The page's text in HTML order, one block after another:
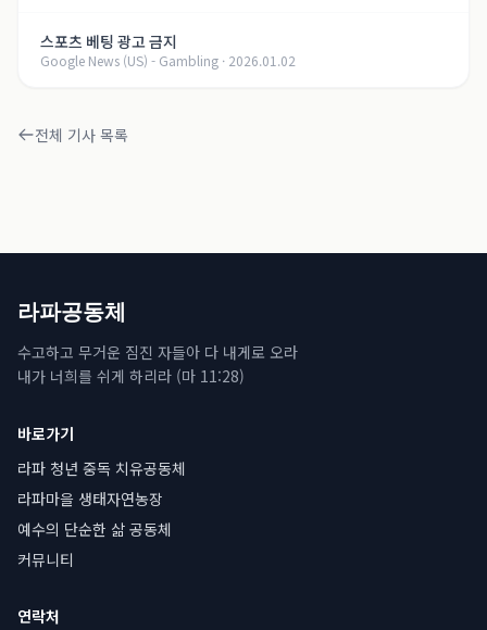
스포츠 베팅 광고 금지
Google News (US) - Gambling · 2026.01.02
전체 기사 목록
라파공동체
수고하고 무거운 짐진 자들아 다 내게로 오라
내가 너희를 쉬게 하리라 (마 11:28)
바로가기
라파 청년 중독 치유공동체
라파마을 생태자연농장
예수의 단순한 삶 공동체
커뮤니티
연락처